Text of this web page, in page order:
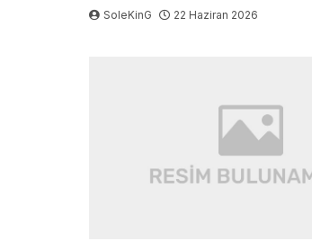
SoleKinG 22 Haziran 2026